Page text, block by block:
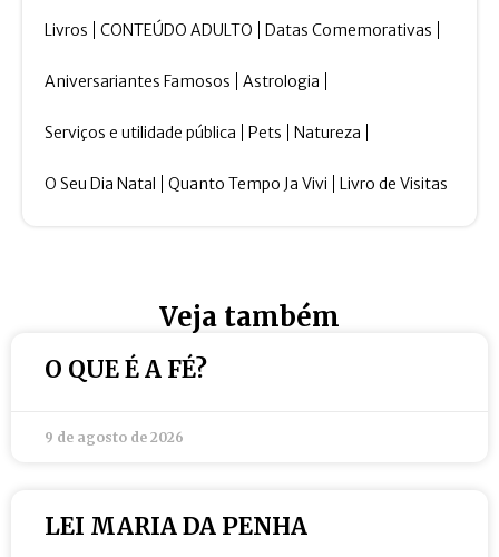
Livros CONTEÚDO ADULTO Datas Comemorativas
Aniversariantes Famosos Astrologia
Serviços e utilidade pública Pets Natureza
O Seu Dia Natal Quanto Tempo Ja Vivi Livro de Visitas
Veja também
O QUE É A FÉ?
9 de agosto de 2026
LEI MARIA DA PENHA